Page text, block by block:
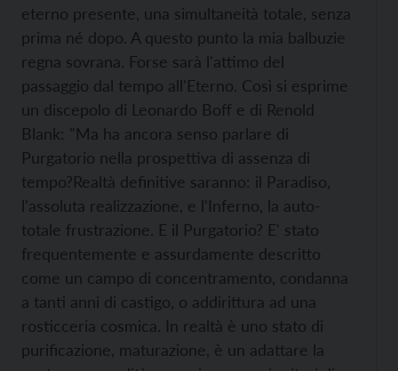
eterno presente, una simultaneità totale, senza
prima né dopo. A questo punto la mia balbuzie
regna sovrana. Forse sarà l'attimo del
passaggio dal tempo all'Eterno. Così si esprime
un discepolo di Leonardo Boff e di Renold
Blank: "Ma ha ancora senso parlare di
Purgatorio nella prospettiva di assenza di
tempo?Realtà definitive saranno: il Paradiso,
l'assoluta realizzazione, e l'Inferno, la auto-
totale frustrazione. E il Purgatorio? E' stato
frequentemente e assurdamente descritto
come un campo di concentramento, condanna
a tanti anni di castigo, o addirittura ad una
rosticceria cosmica. In realtà è uno stato di
purificazione, maturazione, è un adattare la